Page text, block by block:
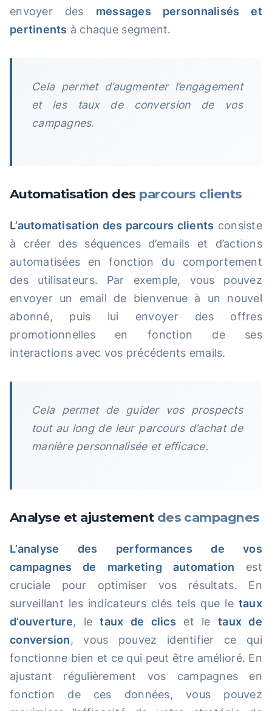
envoyer des messages personnalisés et
pertinents à chaque segment.
Cela permet d’augmenter l’engagement
et les taux de conversion de vos
campagnes.
Automatisation des parcours clients
L’automatisation des parcours clients consiste
à créer des séquences d’emails et d’actions
automatisées en fonction du comportement
des utilisateurs. Par exemple, vous pouvez
envoyer un email de bienvenue à un nouvel
abonné, puis lui envoyer des offres
promotionnelles en fonction de ses
interactions avec vos précédents emails.
Cela permet de guider vos prospects
tout au long de leur parcours d’achat de
manière personnalisée et efficace.
Analyse et ajustement des campagnes
L’analyse des performances de vos
campagnes de marketing automation est
cruciale pour optimiser vos résultats. En
surveillant les indicateurs clés tels que le taux
d’ouverture, letaux de clics et letaux de
conversion, vous pouvez identifier ce qui
fonctionne bien et ce qui peut être amélioré. En
ajustant régulièrement vos campagnes en
fonction de ces données, vous pouvez